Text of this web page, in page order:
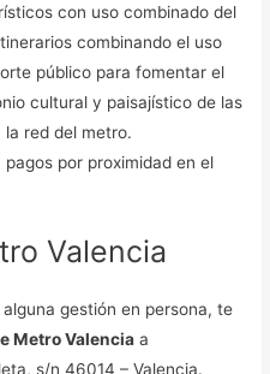
con uso combinado del
combinando el uso
público para fomentar el
cultural y paisajístico de las
la red del metro.
por proximidad en el
Valencia
gestión en persona, te
Metro Valencia a
s/n 46014 – Valencia.